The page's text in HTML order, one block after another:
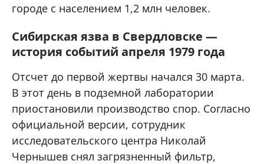
городе с населением 1,2 млн человек.
Сибирская язва в Свердловске —
история событий апреля 1979 года
Отсчет до первой жертвы начался 30 марта.
В этот день в подземной лаборатории
приостановили производство спор. Согласно
официальной версии, сотрудник
исследовательского центра Николай
Чернышев снял загрязненный фильтр,